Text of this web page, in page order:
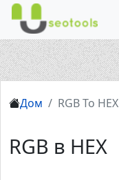
Дом RGB To HEX
RGB в HEX